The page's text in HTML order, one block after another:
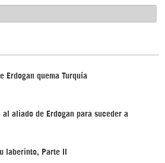
Erdogan quema Turquía
al aliado de Erdogan para suceder a
laberinto, Parte II